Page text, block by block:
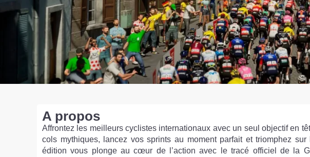
A propos
Affrontez les meilleurs cyclistes internationaux avec un seul objectif en
cols mythiques, lancez vos sprints au moment parfait et triomphez
édition vous plonge au cœur de l’action avec le tracé officiel de la